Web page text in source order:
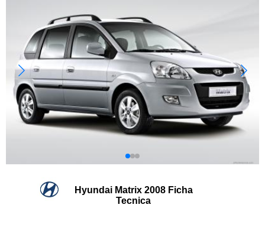
Hyundai Matrix 2008 Ficha
Tecnica